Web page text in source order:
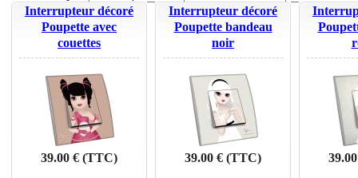
Interrupteur décoré
Poupette avec
couettes
39.00 € (TTC)
Interrupteur décoré
Poupette bandeau
noir
39.00 € (TTC)